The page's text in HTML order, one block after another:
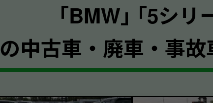
｢BMW｣ ｢5シリ
の中古車・廃車・事